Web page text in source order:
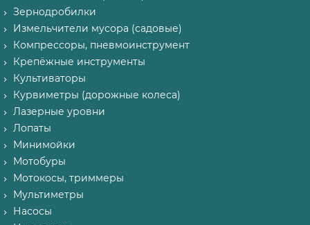
Зернодробилки
Измельчители мусора (садовые)
Компрессоры, пневмоинструмент
Крепёжные инструменты
Культиваторы
Курвиметры (дорожные колеса)
Лазерные уровни
Лопаты
Минимойки
Мотобуры
Мотокосы, триммеры
Мультиметры
Насосы